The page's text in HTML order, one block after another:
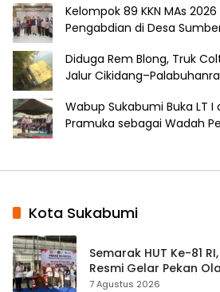
Kelompok 89 KKN MAs
Pengabdian di Desa
Diduga Rem Blong, Truk
Jalur
Wabup Sukabumi Buka LT I
Pramuka sebagai Wadah
Kota Sukabumi
Semarak HUT Ke-81
Resmi Gelar Pekan
Tradisional
7 Agustus 2026